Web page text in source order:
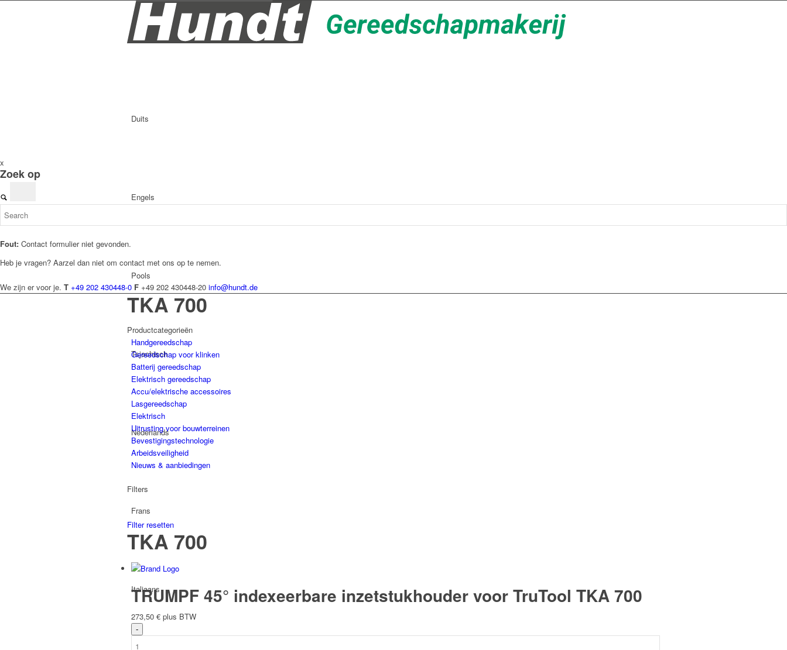
Duits
Engels
Pools
Tsjechisch
Nederlands
Frans
Italiaans
x
Zoek op
Fout: Contact formulier niet gevonden.
Heb je vragen? Aarzel dan niet om contact met ons op te nemen.
We zijn er voor je. T +49 202 430448-0 F +49 202 430448-20 info@hundt.de
TKA 700
Productcategorieën
Handgereedschap
Gereedschap voor klinken
Batterij gereedschap
Elektrisch gereedschap
Accu/elektrische accessoires
Lasgereedschap
Elektrisch
Uitrusting voor bouwterreinen
Bevestigingstechnologie
Arbeidsveiligheid
Nieuws & aanbiedingen
Filters
Filter resetten
TKA 700
TRUMPF 45° indexeerbare inzetstukhouder voor TruTool TKA 700
273,50 € plus BTW